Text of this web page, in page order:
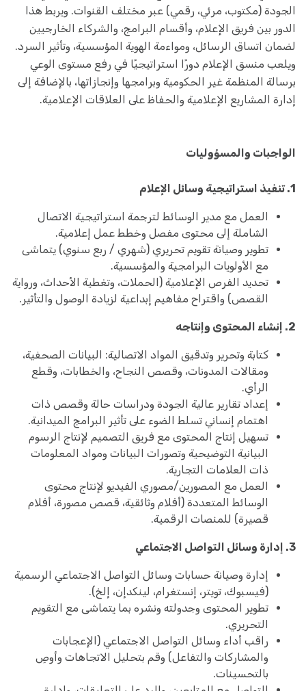
الجودة (مكتوب، مرئي، رقمي) عبر مختلف القنوات. ويربط هذا
الدور بين فريق الإعلام، وأقسام البرامج، والشركاء الخارجيين
لضمان اتساق الرسائل، ومواءمة الهوية المؤسسية، وتأثير السرد.
ويلعب منسق الإعلام دورًا استراتيجيًا في رفع مستوى الوعي
برسالة المنظمة غير الحكومية وبرامجها وإنجازاتها، بالإضافة إلى
إدارة المشاريع الإعلامية والحفاظ على العلاقات الإعلامية.
الواجبات والمسؤوليات
1. تنفيذ استراتيجية وسائل الإعلام
العمل مع مدير الوسائط لترجمة استراتيجية الاتصال
الشاملة إلى محتوى مفصل وخطط عمل إعلامية.
تطوير وصيانة تقويم تحريري (شهري / ربع سنوي) يتماشى
مع الأولويات البرامجية والمؤسسية.
تحديد الفرص الإعلامية (الحملات، وتغطية الأحداث، ورواية
القصص) واقتراح مفاهيم إبداعية لزيادة الوصول والتأثير.
2. إنشاء المحتوى وإنتاجه
كتابة وتحرير وتدقيق المواد الاتصالية: البيانات الصحفية،
ومقالات المدونات، وقصص النجاح، والخطابات، وقطع
الرأي.
إعداد تقارير عالية الجودة ودراسات حالة وقصص ذات
اهتمام إنساني تسلط الضوء على تأثير البرامج الميدانية.
تسهيل إنتاج المحتوى مع فريق التصميم لإنتاج الرسوم
البيانية التوضيحية وتصورات البيانات ومواد المعلومات
ذات العلامات التجارية.
العمل مع المصورين/مصوري الفيديو لإنتاج محتوى
الوسائط المتعددة (أفلام وثائقية، قصص مصورة، أفلام
قصيرة) للمنصات الرقمية.
3. إدارة وسائل التواصل الاجتماعي
إدارة وصيانة حسابات وسائل التواصل الاجتماعي الرسمية
(فيسبوك، تويتر، إنستغرام، لينكدإن، إلخ).
تطوير المحتوى وجدولته ونشره بما يتماشى مع التقويم
التحريري.
راقب أداء وسائل التواصل الاجتماعي (الإعجابات
والمشاركات والتفاعل) وقم بتحليل الاتجاهات وأوصِ
بالتحسينات.